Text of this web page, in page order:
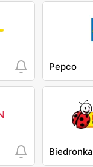
Pepco
Biedronka